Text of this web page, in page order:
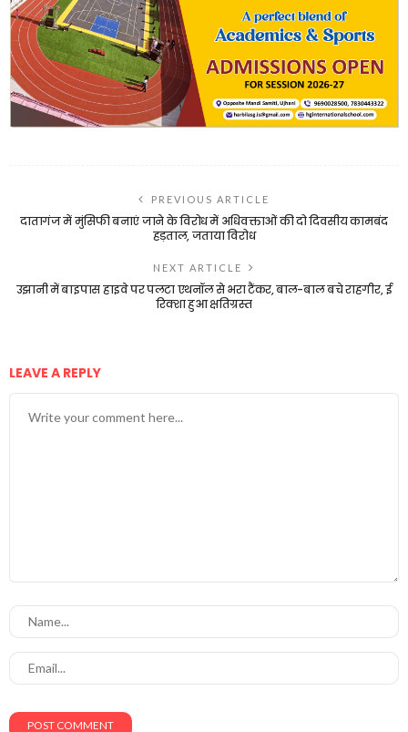
PREVIOUS ARTICLE
दातागंज में मुंसिफी बनाएं जाने के विरोध में अधिवक्ताओं की दो दिवसीय कामबंद
हड़ताल, जताया विरोध
NEXT ARTICLE
उझानी में बाइपास हाइवे पर पलटा एथनॉल से भरा टैंकर, बाल-बाल बचे राहगीर, ई
रिक्शा हुआ क्षतिग्रस्त
LEAVE A REPLY